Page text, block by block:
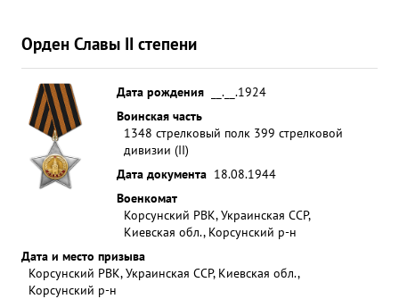
Орден Славы II степени
Дата рождения
__.__.1924
Воинская часть
1348 стрелковый полк 399 стрелковой
дивизии (II)
Дата документа 18.08.1944
Военкомат
Корсунский РВК, Украинская ССР,
Киевская обл., Корсунский р-н
Дата и место призыва
Корсунский РВК, Украинская ССР, Киевская обл.,
Корсунский р-н